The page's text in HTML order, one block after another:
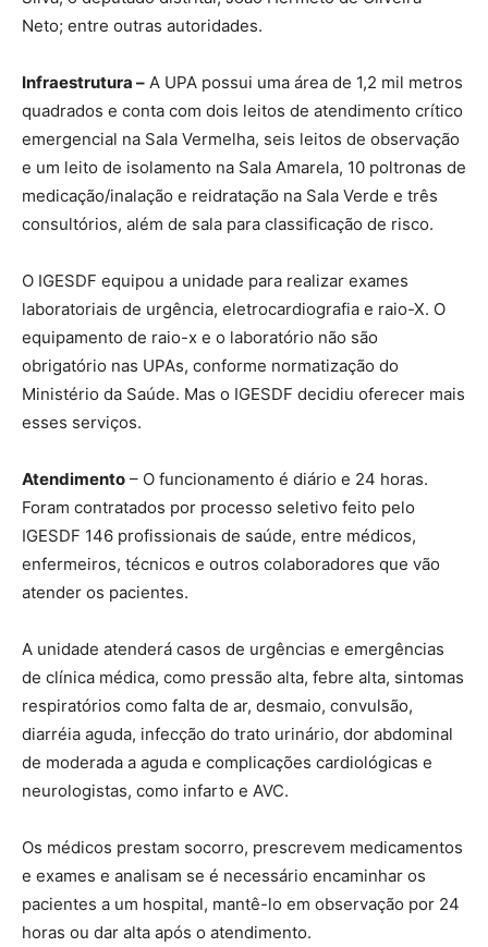
Neto; entre outras autoridades.
Infraestrutura – A UPA possui uma área de 1,2 mil metros
quadrados e conta com dois leitos de atendimento crítico
emergencial na Sala Vermelha, seis leitos de observação
e um leito de isolamento na Sala Amarela, 10 poltronas de
medicação/inalação e reidratação na Sala Verde e três
consultórios, além de sala para classificação de risco.
O IGESDF equipou a unidade para realizar exames
laboratoriais de urgência, eletrocardiografia e raio-X. O
equipamento de raio-x e o laboratório não são
obrigatório nas UPAs, conforme normatização do
Ministério da Saúde. Mas o IGESDF decidiu oferecer mais
esses serviços.
Atendimento – O funcionamento é diário e 24 horas.
Foram contratados por processo seletivo feito pelo
IGESDF 146 profissionais de saúde, entre médicos,
enfermeiros, técnicos e outros colaboradores que vão
atender os pacientes.
A unidade atenderá casos de urgências e emergências
de clínica médica, como pressão alta, febre alta, sintomas
respiratórios como falta de ar, desmaio, convulsão,
diarréia aguda, infecção do trato urinário, dor abdominal
de moderada a aguda e complicações cardiológicas e
neurologistas, como infarto e AVC.
Os médicos prestam socorro, prescrevem medicamentos
e exames e analisam se é necessário encaminhar os
pacientes a um hospital, mantê-lo em observação por 24
horas ou dar alta após o atendimento.